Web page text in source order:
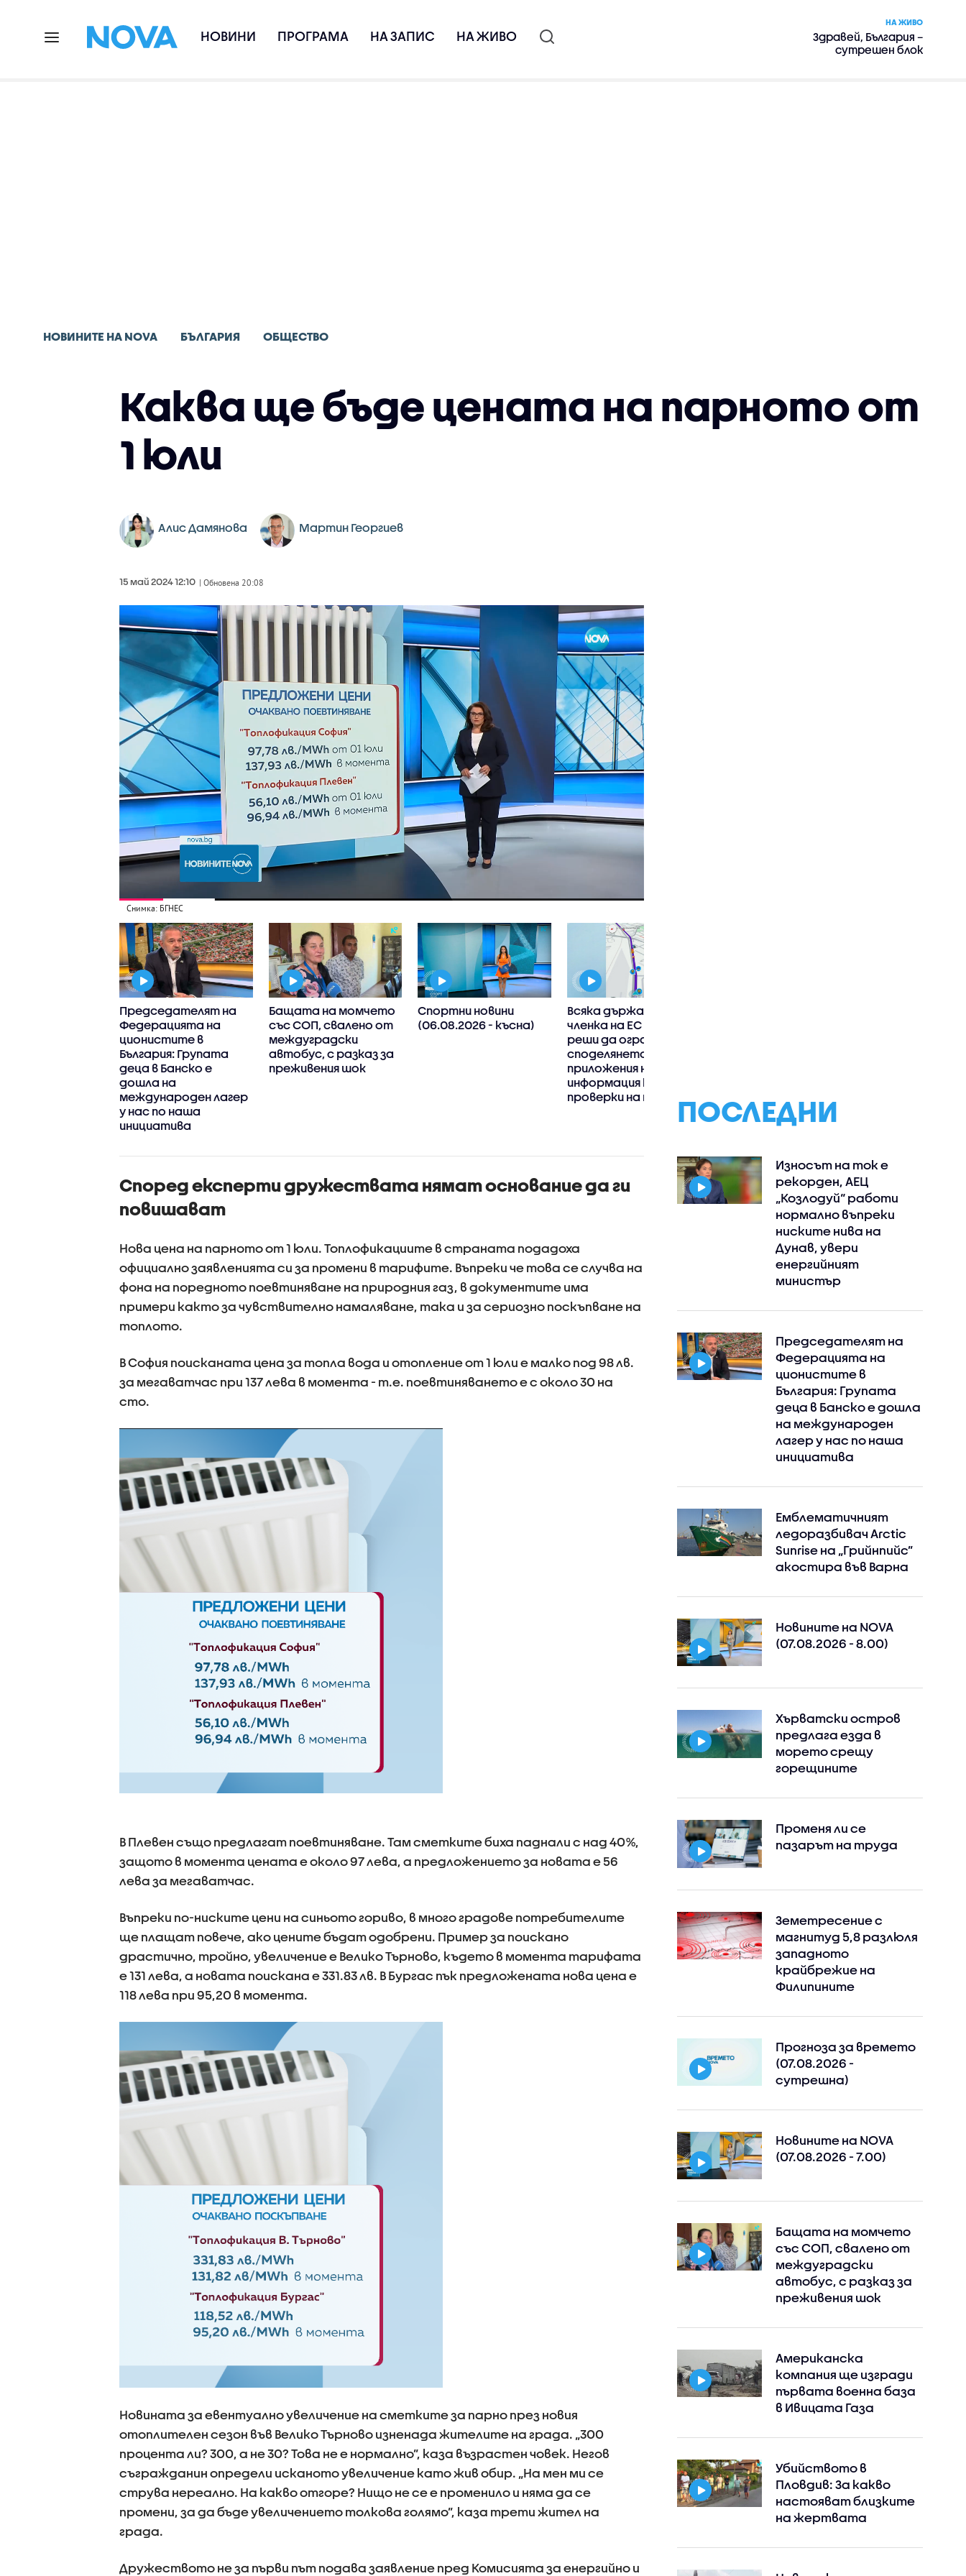
НОВИНИ ПРОГРАМА НА ЗАПИС НА ЖИВО
НА ЖИВО
Здравей, България –
сутрешен блок
НОВИНИТЕ НА NOVA БЪЛГАРИЯ ОБЩЕСТВО
Каква ще бъде цената на парното от
1 юли
Алис Дамянова Мартин Георгиев
15 май 2024 12:10 | Обновена 20:08
Снимка: БГНЕС
Председателят на
Федерацията на
ционистите в
България: Групата
деца в Банско е
дошла на
международен лагер
у нас по наша
инициатива
Бащата на момчето
със СОП, свалено от
междуградски
автобус, с разказ за
преживения шок
Спортни новини
(06.08.2026 - късна)
Всяка държава
членка на ЕС може да
реши да ограничи
споделянето в
приложения на
информация къде има
проверки на пътя
Според експерти дружествата нямат основание да ги
повишават
Нова цена на парното от 1 юли. Топлофикациите в страната подадоха
официално заявленията си за промени в тарифите. Въпреки че това се случва на
фона на поредното поевтиняване на природния газ, в документите има
примери както за чувствително намаляване, така и за сериозно поскъпване на
топлото.
В София поисканата цена за топла вода и отопление от 1 юли е малко под 98 лв.
за мегаватчас при 137 лева в момента - т.е. поевтиняването е с около 30 на
сто.
В Плевен също предлагат поевтиняване. Там сметките биха паднали с над 40%,
защото в момента цената е около 97 лева, а предложението за новата е 56
лева за мегаватчас.
Въпреки по-ниските цени на синьото гориво, в много градове потребителите
ще плащат повече, ако цените бъдат одобрени. Пример за поискано
драстично, тройно, увеличение е Велико Търново, където в момента тарифата
е 131 лева, а новата поискана е 331.83 лв. В Бургас пък предложената нова цена е
118 лева при 95,20 в момента.
Новината за евентуално увеличение на сметките за парно през новия
отоплителен сезон във Велико Търново изненада жителите на града. „300
процента ли? 300, а не 30? Това не е нормално”, каза възрастен човек. Негов
съгражданин определи исканото увеличение като жив обир. „На мен ми се
струва нереално. На какво отгоре? Нищо не се е променило и няма да се
промени, за да бъде увеличението толкова голямо”, каза трети жител на
града.
Дружеството не за първи път подава заявление пред Комисията за енергийно и
ПОСЛЕДНИ
Износът на ток е
рекорден, АЕЦ
„Козлодуй“ работи
нормално въпреки
ниските нива на
Дунав, увери
енергийният
министър
Председателят на
Федерацията на
ционистите в
България: Групата
деца в Банско е дошла
на международен
лагер у нас по наша
инициатива
Емблематичният
ледоразбивач Arctic
Sunrise на „Грийнпийс”
акостира във Варна
Новините на NOVA
(07.08.2026 - 8.00)
Хърватски остров
предлага езда в
морето срещу
горещините
Променя ли се
пазарът на труда
Земетресение с
магнитуд 5,8 разлюля
западното
крайбрежие на
Филипините
Прогноза за времето
(07.08.2026 -
сутрешна)
Новините на NOVA
(07.08.2026 - 7.00)
Бащата на момчето
със СОП, свалено от
междуградски
автобус, с разказ за
преживения шок
Американска
компания ще изгради
първата военна база
в Ивицата Газа
Убийството в
Пловдив: За какво
настояват близките
на жертвата